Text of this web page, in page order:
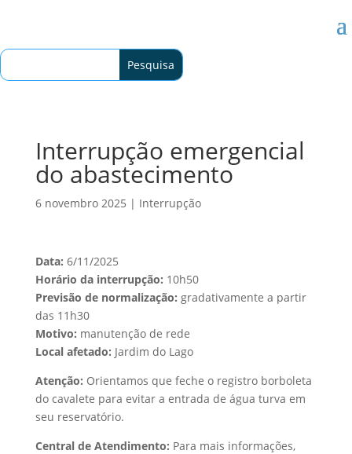
Interrupção emergencial
do abastecimento
6 novembro 2025 | Interrupção
Data: 6/11/2025
Horário da interrupção: 10h50
Previsão de normalização: gradativamente a partir
das 11h30
Motivo: manutenção de rede
Local afetado: Jardim do Lago
Atenção: Orientamos que feche o registro borboleta
do cavalete para evitar a entrada de água turva em
seu reservatório.
Central de Atendimento: Para mais informações,